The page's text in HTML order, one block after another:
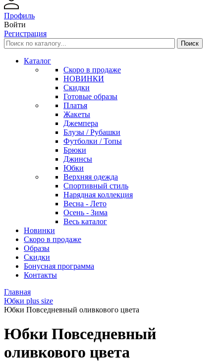
Профиль
Войти
Регистрация
Каталог
Скоро в продаже
НОВИНКИ
Скидки
Готовые образы
Платья
Жакеты
Джемпера
Блузы / Рубашки
Футболки / Топы
Брюки
Джинсы
Юбки
Верхняя одежда
Спортивный стиль
Нарядная коллекция
Весна - Лето
Осень - Зима
Весь каталог
Новинки
Скоро в продаже
Образы
Скидки
Бонусная программа
Контакты
Главная
Юбки plus size
Юбки Повседневный оливкового цвета
Юбки Повседневный
оливкового цвета